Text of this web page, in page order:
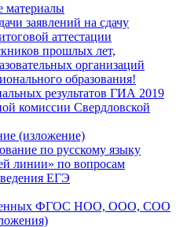
заявлений на сдачу
аттестации
прошлых лет,
организаций
образования!
результатов ГИА 2019
комиссии Свердловской
(изложение)
по русскому языку
линии» по вопросам
ЕГЭ
ФГОС НОО, ООО, СОО